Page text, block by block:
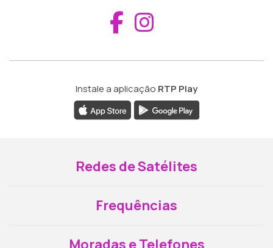
Aceder ao
Instale a aplicação RTP Play
Redes de Satélites
Frequências